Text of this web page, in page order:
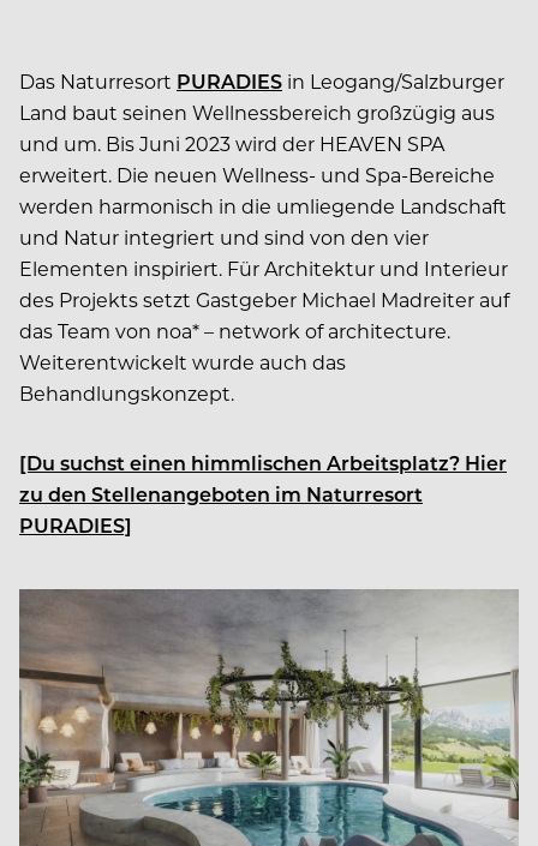
Das Naturresort PURADIES in Leogang/Salzburger
Land baut seinen Wellnessbereich großzügig aus
und um. Bis Juni 2023 wird der HEAVEN SPA
erweitert. Die neuen Wellness- und Spa-Bereiche
werden harmonisch in die umliegende Landschaft
und Natur integriert und sind von den vier
Elementen inspiriert. Für Architektur und Interieur
des Projekts setzt Gastgeber Michael Madreiter auf
das Team von noa* – network of architecture.
Weiterentwickelt wurde auch das
Behandlungskonzept.
[Du suchst einen himmlischen Arbeitsplatz? Hier
zu den Stellenangeboten im Naturresort
PURADIES]